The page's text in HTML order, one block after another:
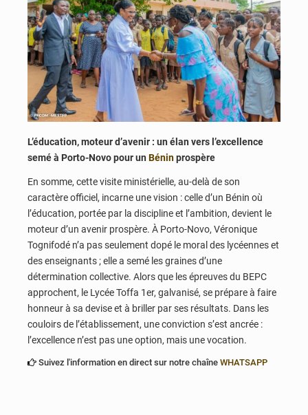
L’éducation, moteur d’avenir : un élan vers l’excellence
semé à Porto-Novo pour un Béninprospère
En somme, cette visite ministérielle, au-delà de son
caractère officiel, incarne une vision : celle d’un Bénin où
l’éducation, portée par la discipline et l’ambition, devient le
moteur d’un avenir prospère. À Porto-Novo, Véronique
Tognifodé n’a pas seulement dopé le moral des lycéennes et
des enseignants ; elle a semé les graines d’une
détermination collective. Alors que les épreuves du BEPC
approchent, le Lycée Toffa 1er, galvanisé, se prépare à faire
honneur à sa devise et à briller par ses résultats. Dans les
couloirs de l’établissement, une conviction s’est ancrée :
l’excellence n’est pas une option, mais une vocation.
Suivez l'information en direct sur notre chaîne WHATSAPP